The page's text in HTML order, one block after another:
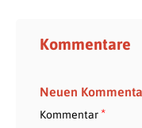
Kommentare
Neuen
Kommentar*